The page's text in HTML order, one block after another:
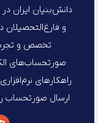
دانش‌بنیان ایران
و
تخصص و تجربه
صورتحساب‌های
راهکارهای
ارسال صورتحساب